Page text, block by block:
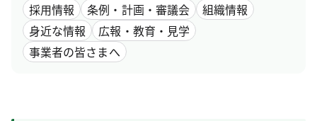
採用情報 条例・計画・審議会
組織情報
身近な情報
広報・教育・見学
事業者の皆さまへ